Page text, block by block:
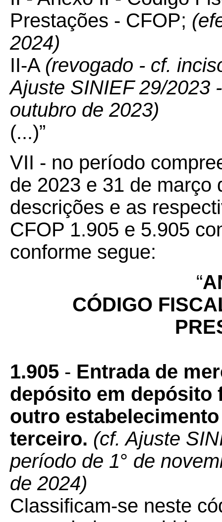
Prestações - CFOP;
2024)
II-A (revogado - cf.
Ajuste SINIEF 29/2023
outubro de 2023)
(...)”
VII - no período
de 2023 e 31 de março
descrições e as
CFOP 1.905 e 5.905
conforme segue:
“
CÓDIGO
1.905 - Entrada de
depósito em depósito
outro
terceiro. (cf. Ajuste
período de 1° de
de 2024)
Classificam-se neste